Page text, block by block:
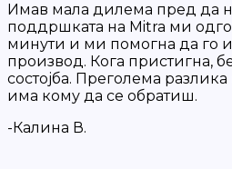
Имав мала дилема пред да
поддршката на Mitra ми
минути и ми помогна да го
производ. Кога пристигна,
состојба. Преголема
има кому да се обратиш.
-Калина В.